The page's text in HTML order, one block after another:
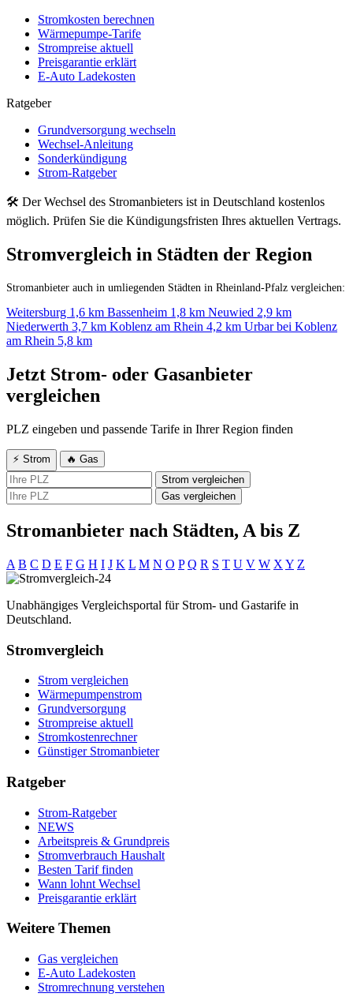
Stromkosten berechnen
Wärmepumpe-Tarife
Strompreise aktuell
Preisgarantie erklärt
E-Auto Ladekosten
Ratgeber
Grundversorgung wechseln
Wechsel-Anleitung
Sonderkündigung
Strom-Ratgeber
🛠 Der Wechsel des Stromanbieters ist in Deutschland kostenlos
möglich. Prüfen Sie die Kündigungsfristen Ihres aktuellen Vertrags.
Stromvergleich in Städten der Region
Stromanbieter auch in umliegenden Städten in Rheinland-Pfalz vergleichen:
Weitersburg 1,6 km Bassenheim 1,8 km Neuwied 2,9 km
Niederwerth 3,7 km Koblenz am Rhein 4,2 km Urbar bei Koblenz
am Rhein 5,8 km
Jetzt Strom- oder Gasanbieter
vergleichen
PLZ eingeben und passende Tarife in Ihrer Region finden
⚡ Strom
🔥 Gas
Strom vergleichen
Gas vergleichen
Stromanbieter nach Städten, A bis Z
A B C D E F G H I J K L M N O P Q R S T U V W X Y Z
Unabhängiges Vergleichsportal für Strom- und Gastarife in
Deutschland.
Stromvergleich
Strom vergleichen
Wärmepumpenstrom
Grundversorgung
Strompreise aktuell
Stromkostenrechner
Günstiger Stromanbieter
Ratgeber
Strom-Ratgeber
NEWS
Arbeitspreis & Grundpreis
Stromverbrauch Haushalt
Besten Tarif finden
Wann lohnt Wechsel
Preisgarantie erklärt
Weitere Themen
Gas vergleichen
E-Auto Ladekosten
Stromrechnung verstehen